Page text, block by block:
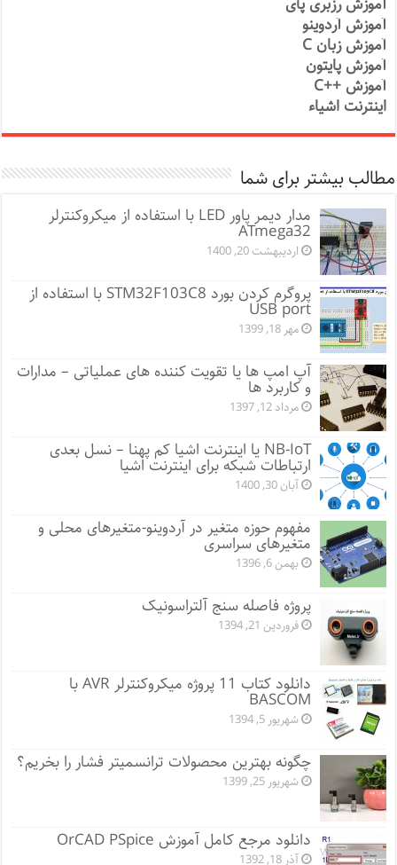
آموزش آردوینو
آموزش زبان C
آموزش پایتون
آموزش ++C
اینترنت اشیاء
مطالب بیشتر برای شما
مدار دیمر پاور LED با استفاده از میکروکنترلر
ATmega32
اردیبهشت 20, 1400
پروگرم کردن بورد STM32F103C8 با استفاده از
USB port
مهر 18, 1399
آپ امپ ها یا تقویت کننده های عملیاتی – مدارات
و کاربرد ها
مرداد 12, 1397
NB-IoT یا اینترنت اشیا کم پهنا – نسل بعدی
ارتباطات شبکه برای اینترنت اشیا
آبان 30, 1400
مفهوم حوزه متغیر در آردوینو-متغیرهای محلی و
متغیرهای سراسری
بهمن 6, 1396
پروژه فاصله سنج آلتراسونیک
فروردین 21, 1394
دانلود کتاب 11 پروژه میکروکنترلر AVR با
BASCOM
شهریور 5, 1394
چگونه بهترین محصولات ترانسمیتر فشار را بخریم؟
شهریور 25, 1399
دانلود مرجع کامل آموزش OrCAD PSpice
آذر 18, 1392